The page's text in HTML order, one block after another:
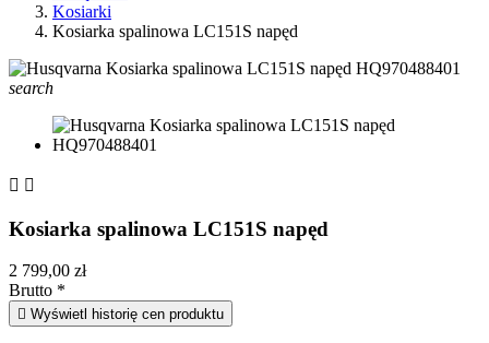
Kosiarki
Kosiarka spalinowa LC151S napęd
search
 
Kosiarka spalinowa LC151S napęd
2 799,00 zł
Brutto *
 Wyświetl historię cen produktu